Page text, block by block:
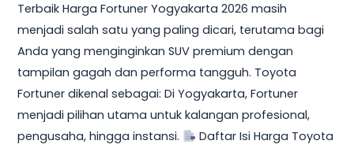
Terbaik Harga Fortuner Yogyakarta 2026 masih
menjadi salah satu yang paling dicari, terutama bagi
Anda yang menginginkan SUV premium dengan
tampilan gagah dan performa tangguh. Toyota
Fortuner dikenal sebagai: Di Yogyakarta, Fortuner
menjadi pilihan utama untuk kalangan profesional,
pengusaha, hingga instansi.
Daftar Isi Harga Toyota
Promo,
DP
Ringan
&
Cicilan
Mulai
10